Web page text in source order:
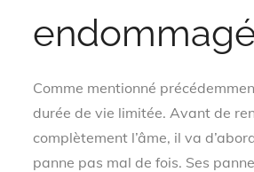
Comme mentionné
durée de vie limitée. Avant de
complètement l’âme, il va
panne pas mal de fois. Ses